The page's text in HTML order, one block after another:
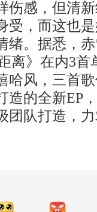
伤感，但清
受，而这也
绪。据悉，
离》在内3首
哈风，三首
造的全新EP
团队打造，